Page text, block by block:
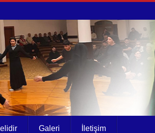
Galeri İletişim